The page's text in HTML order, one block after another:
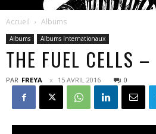
Accueil Albums
Albums Albums Internationaux
THE FUEL CELLS –
PAR FREYA 15 AVRIL 2016 0